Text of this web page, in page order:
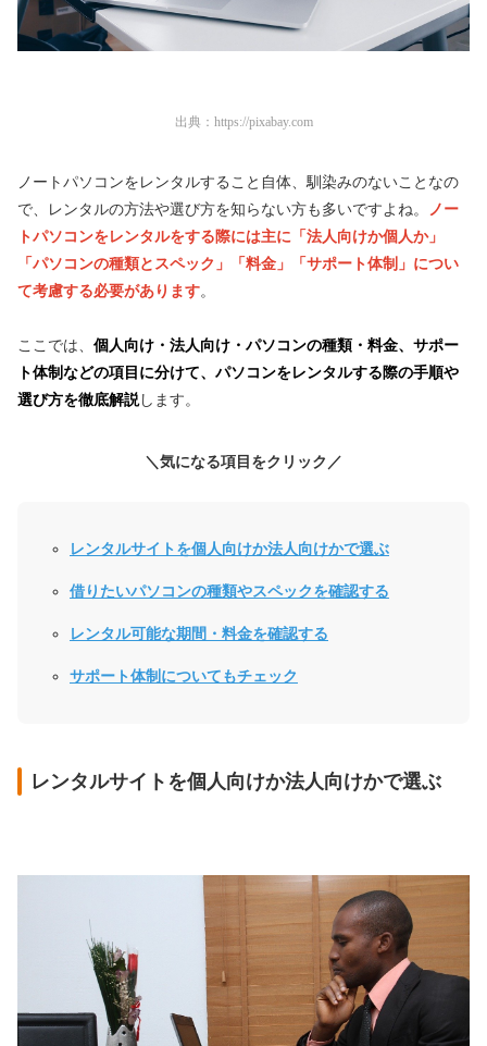
出典： https://pixabay.com
ノートパソコンをレンタルすること自体、馴染みのないことなの
で、レンタルの方法や選び方を知らない方も多いですよね。
ノー
トパソコンをレンタルをする際には主に「法人向けか個人か」
「パソコンの種類とスペック」「料金」「サポート体制」につい
て考慮する必要があります。
ここでは、 個人向け・法人向け・パソコンの種類・料金、サポー
ト体制などの項目に分けて、パソコンをレンタルする際の手順や
選び方を徹底解説 します。
＼気になる項目をクリック／
レンタルサイトを個人向けか法人向けかで選ぶ
借りたいパソコンの種類やスペックを確認する
レンタル可能な期間・料金を確認する
サポート体制についてもチェック
レンタルサイトを個人向けか法人向けかで選ぶ